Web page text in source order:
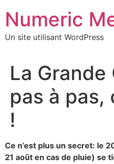
contenu
Numeric
Un site utilisant WordPress
La Grande
pas à pas,
!
Ce n’est plus un secret: le
21 août en cas de pluie) se